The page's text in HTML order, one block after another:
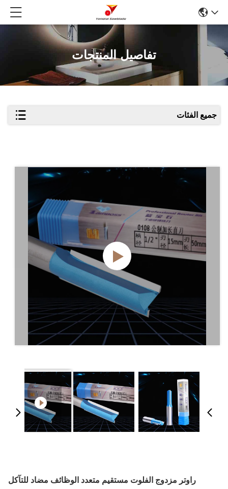
تفاصيل المنتجات
جميع الفئات
راوتر مزدوج الفلوت مستقيم متعدد الوظائف مضاد للتآكل